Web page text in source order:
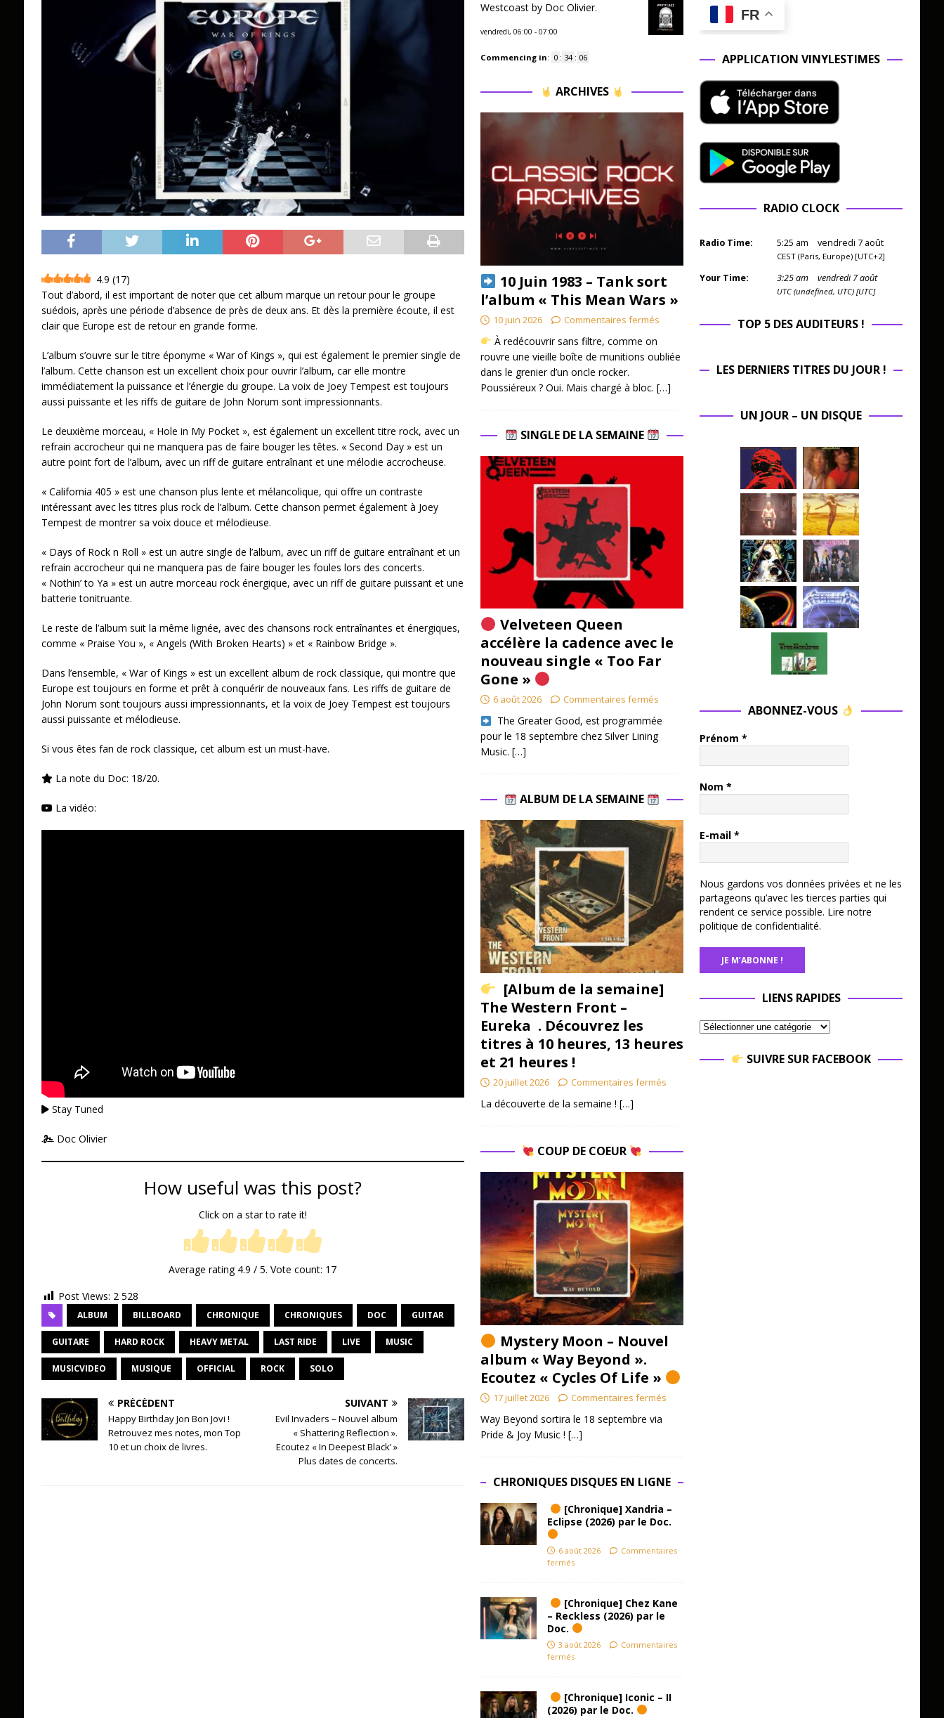
4.9 (17)
Tout d’abord, il est important de noter que cet album marque un retour pour le groupe
suédois, après une période d’absence de près de deux ans. Et dès la première écoute, il est
clair que Europe est de retour en grande forme.
L’album s’ouvre sur le titre éponyme « War of Kings », qui est également le premier single de
l’album. Cette chanson est un excellent choix pour ouvrir l’album, car elle montre
immédiatement la puissance et l’énergie du groupe. La voix de Joey Tempest est toujours
aussi puissante et les riffs de guitare de John Norum sont impressionnants.
Le deuxième morceau, « Hole in My Pocket », est également un excellent titre rock, avec un
refrain accrocheur qui ne manquera pas de faire bouger les têtes. « Second Day » est un
autre point fort de l’album, avec un riff de guitare entraînant et une mélodie accrocheuse.
« California 405 » est une chanson plus lente et mélancolique, qui offre un contraste
intéressant avec les titres plus rock de l’album. Cette chanson permet également à Joey
Tempest de montrer sa voix douce et mélodieuse.
« Days of Rock n Roll » est un autre single de l’album, avec un riff de guitare entraînant et un
refrain accrocheur qui ne manquera pas de faire bouger les foules lors des concerts.
« Nothin’ to Ya » est un autre morceau rock énergique, avec un riff de guitare puissant et une
batterie tonitruante.
Le reste de l’album suit la même lignée, avec des chansons rock entraînantes et énergiques,
comme « Praise You », « Angels (With Broken Hearts) » et « Rainbow Bridge ».
Dans l’ensemble, « War of Kings » est un excellent album de rock classique, qui montre que
Europe est toujours en forme et prêt à conquérir de nouveaux fans. Les riffs de guitare de
John Norum sont toujours aussi impressionnants, et la voix de Joey Tempest est toujours
aussi puissante et mélodieuse.
Si vous êtes fan de rock classique, cet album est un must-have.
La note du Doc: 18/20.
La vidéo:
Stay Tuned
Doc Olivier
How useful was this post?
Click on a star to rate it!
Average rating 4.9 / 5. Vote count: 17
Post Views: 2 528
ALBUM BILLBOARD CHRONIQUE CHRONIQUES DOC GUITAR
GUITARE HARD ROCK HEAVY METAL LAST RIDE LIVE MUSIC
MUSICVIDEO MUSIQUE OFFICIAL ROCK SOLO
PRÉCÉDENT
Happy Birthday Jon Bon Jovi !
Retrouvez mes notes, mon Top
10 et un choix de livres.
SUIVANT
Evil Invaders – Nouvel album
« Shattering Reflection ».
Ecoutez « In Deepest Black’ »
Plus dates de concerts.
Westcoast by Doc Olivier.
vendredi, 06:00 - 07:00
Commencing in: 0 : 34 : 05
ARCHIVES
10 Juin 1983 – Tank sort
l’album « This Mean Wars »
10 juin 2026 Commentaires fermés
À redécouvrir sans filtre, comme on
rouvre une vieille boîte de munitions oubliée
dans le grenier d’un oncle rocker.
Poussiéreux ? Oui. Mais chargé à bloc. […]
SINGLE DE LA SEMAINE
Velveteen Queen
accélère la cadence avec le
nouveau single « Too Far
Gone »
6 août 2026 Commentaires fermés
​ The Greater Good, est programmée
pour le 18 septembre chez Silver Lining
Music. […]
ALBUM DE LA SEMAINE
[Album de la semaine]
The Western Front –
Eureka . Découvrez les
titres à 10 heures, 13 heures
et 21 heures !
20 juillet 2026 Commentaires fermés
La découverte de la semaine ! […]
COUP DE COEUR
Mystery Moon – Nouvel
album « Way Beyond ».
Ecoutez « Cycles Of Life »
17 juillet 2026 Commentaires fermés
Way Beyond sortira le 18 septembre via
Pride & Joy Music ! […]
CHRONIQUES DISQUES EN LIGNE
[Chronique] Xandria –
Eclipse (2026) par le Doc.
6 août 2026
Commentaires
fermés
[Chronique] Chez Kane
– Reckless (2026) par le
Doc.
3 août 2026
Commentaires
fermés
[Chronique] Iconic – II
(2026) par le Doc.
FR
APPLICATION VINYLESTIMES
RADIO CLOCK
Radio Time: 5:25 am vendredi 7 août
CEST (Paris, Europe) [UTC+2]
Your Time: 3:25am vendredi 7 août
UTC (undefined, UTC) [UTC]
TOP 5 DES AUDITEURS !
LES DERNIERS TITRES DU JOUR !
UN JOUR – UN DISQUE
ABONNEZ-VOUS
Prénom *
Nom *
E-mail *
Nous gardons vos données privées et ne les
partageons qu’avec les tierces parties qui
rendent ce service possible. Lire notre
politique de confidentialité.
LIENS RAPIDES
SUIVRE SUR FACEBOOK